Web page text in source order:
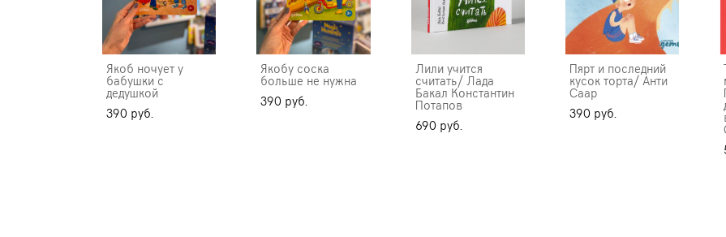
Якоб ночует у
бабушки с
дедушкой
390 pуб.
Якобу соска
больше не нужна
390 pуб.
Лили учится
считать/ Лада
Бакал Константин
Потапов
690 pуб.
Пярт и последний
кусок торта/ Анти
Саар
390 pуб.